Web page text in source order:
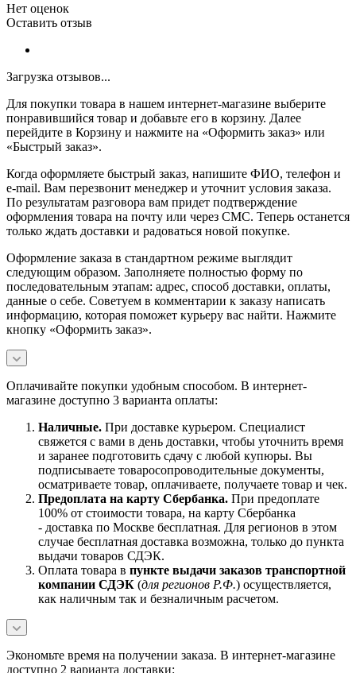
Нет оценок
Оставить отзыв
Загрузка отзывов...
Для покупки товара в нашем интернет-магазине выберите
понравившийся товар и добавьте его в корзину. Далее
перейдите в Корзину и нажмите на «Оформить заказ» или
«Быстрый заказ».
Когда оформляете быстрый заказ, напишите ФИО, телефон и
e-mail. Вам перезвонит менеджер и уточнит условия заказа.
По результатам разговора вам придет подтверждение
оформления товара на почту или через СМС. Теперь останется
только ждать доставки и радоваться новой покупке.
Оформление заказа в стандартном режиме выглядит
следующим образом. Заполняете полностью форму по
последовательным этапам: адрес, способ доставки, оплаты,
данные о себе. Советуем в комментарии к заказу написать
информацию, которая поможет курьеру вас найти. Нажмите
кнопку «Оформить заказ».
Оплачивайте покупки удобным способом. В интернет-
магазине доступно 3 варианта оплаты:
Наличные. При доставке курьером. Специалист
свяжется с вами в день доставки, чтобы уточнить время
и заранее подготовить сдачу с любой купюры. Вы
подписываете товаросопроводительные документы,
осматриваете товар, оплачиваете, получаете товар и чек.
Предоплата на карту Сбербанка. При предоплате
100% от стоимости товара, на карту Сбербанка
- доставка по Москве бесплатная. Для регионов в этом
случае бесплатная доставка возможна, только до пункта
выдачи товаров СДЭК.
Оплата товара в пункте выдачи заказов транспортной
компании СДЭК (для регионов Р.Ф.) осуществляется,
как наличным так и безналичным расчетом.
Экономьте время на получении заказа. В интернет-магазине
доступно 2 варианта доставки: